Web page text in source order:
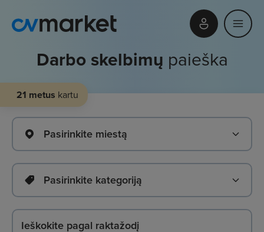
Darbo skelbimų paieška
21 metus kartu
Pasirinkite miestą
Pasirinkite kategoriją